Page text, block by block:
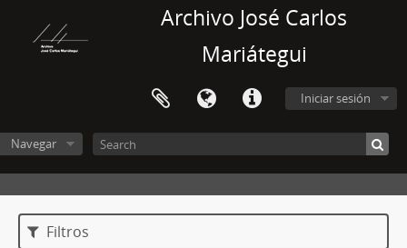
Archivo José Carlos
Mariátegui
Iniciar sesión
Navegar
Filtros